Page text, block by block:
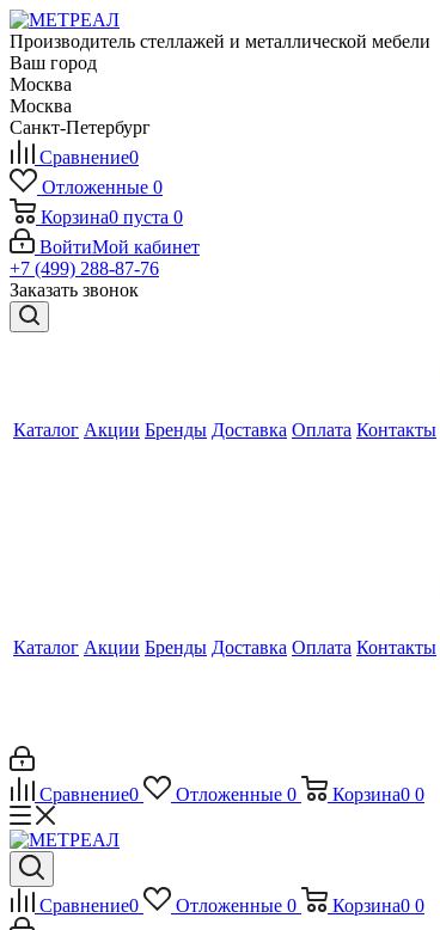
Производитель стеллажей и металлической мебели
Ваш город
Москва
Москва
Санкт-Петербург
Сравнение0
Отложенные 0
Корзина0 пуста 0
ВойтиМой кабинет
+7 (499) 288-87-76
Заказать звонок
Каталог Акции Бренды Доставка Оплата Контакты
Каталог Акции Бренды Доставка Оплата Контакты
Сравнение0 Отложенные 0 Корзина0 0
Сравнение0 Отложенные 0 Корзина0 0